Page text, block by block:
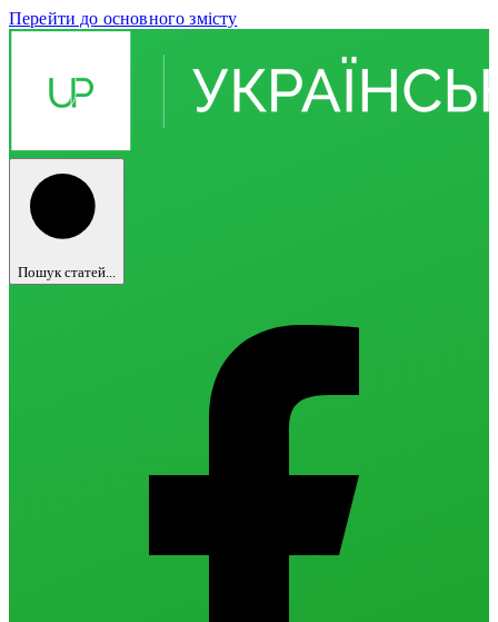
Перейти до основного змісту
Пошук статей...